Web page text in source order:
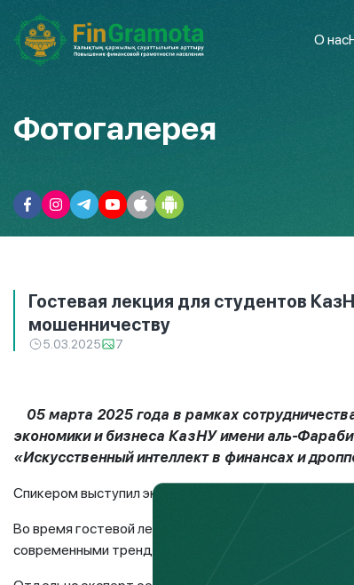
О нас
Фотогалерея
Гостевая лекция для студентов
мошенничеству
5.03.2025 7
05 марта 2025 года в рамках
экономики и бизнеса КазНУ имени аль-Фараби
«Искусственный интеллект в финансах и
Спикером выступил эксперт, нейромаркетолог
Во время гостевой лекции были рассмотрены
современными трендами в этой области и его связь